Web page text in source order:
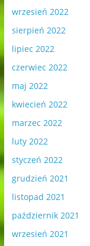
wrzesień 2022
sierpień 2022
lipiec 2022
czerwiec 2022
maj 2022
kwiecień 2022
marzec 2022
luty 2022
styczeń 2022
grudzień 2021
listopad 2021
październik 2021
wrzesień 2021